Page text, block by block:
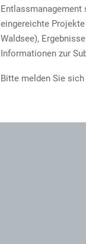
Entlassmanagement
eingereichte Projekte
Waldsee),
Informationen zur
Bitte melden Sie